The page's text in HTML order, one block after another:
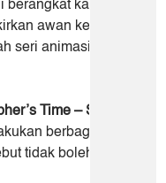
kali ini
awan kelam yang
seri animasi yang
Time – Super
berbagai macam
tidak boleh sampai